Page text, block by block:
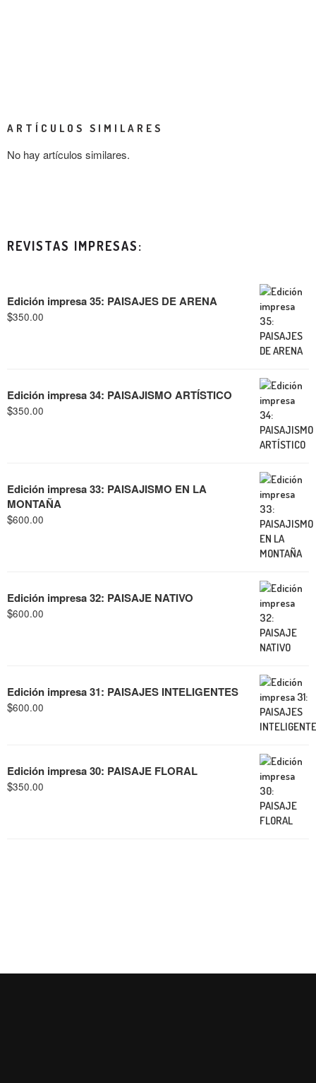
ARTÍCULOS SIMILARES
No hay artículos similares.
REVISTAS IMPRESAS:
Edición impresa 35: PAISAJES DE ARENA
$350.00
Edición impresa 34: PAISAJISMO ARTÍSTICO
$350.00
Edición impresa 33: PAISAJISMO EN LA
MONTAÑA
$600.00
Edición impresa 32: PAISAJE NATIVO
$600.00
Edición impresa 31: PAISAJES INTELIGENTES
$600.00
Edición impresa 30: PAISAJE FLORAL
$350.00